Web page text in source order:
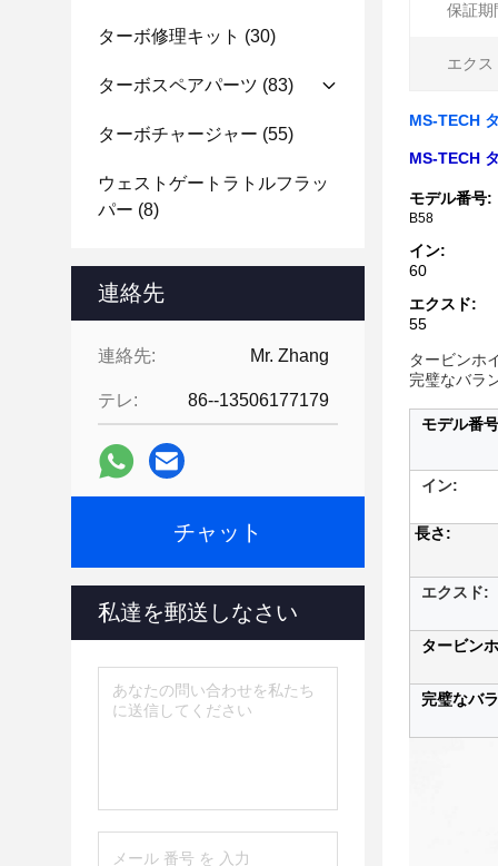
ターボ修理キット (30)
ターボスペアパーツ (83)
ターボチャージャー (55)
ウェストゲートラトルフラッ
パー (8)
連絡先
連絡先: Mr. Zhang
テレ: 86--13506177179
チャット
私達を郵送しなさい
保証期
エクス
MS-TECH
MS-TECH
モデル番号:
B58
イン:
60
エクスド:
55
タービンホ
完璧なバラ
モデル番号
イン:
長さ:
エクスド:
タービン
完璧なバ